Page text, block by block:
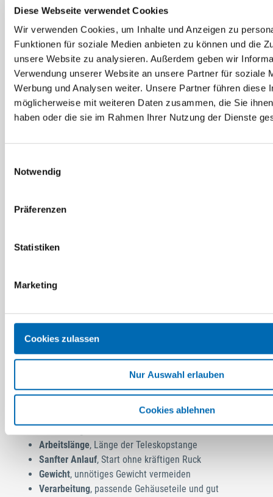
Diese Webseite verwendet Cookies
Wir verwenden Cookies, um Inhalte und Anzeigen zu
Funktionen für soziale Medien anbieten zu können und die
unsere Website zu analysieren. Außerdem geben wir
Verwendung unserer Website an unsere Partner für soziale
Werbung und Analysen weiter. Unsere Partner führen diese
möglicherweise mit weiteren Daten zusammen, die Sie
haben oder die sie im Rahmen Ihrer Nutzung der Dienste
Notwendig
Präferenzen
Statistiken
Marketing
Cookies zulassen
Nur Auswahl erlauben
Cookies ablehnen
Langhalsschleifer
Im Trockenbau werden Trockenbauschleifer zum Abschleifen
von Gipskarton-, Tapeten- und Spachtelmassenresten an
Wänden, Decken und Rigips verwendet. Ein Einsatz lohnt sich
professionellen Anstrich vorbereitet und deshalb geglättet
Schleifgeräte sind Langhalsschleifer oder Wand- und
Nicht jede Schleifmaschine ist für professionelle Einsätze
stabil gebaut. Sie verfügen über eine mehrfach gelagerte,
massive Antriebswelle. Bedienelemente sind auch mit dicken
Erweiterung des Geräte-Portfolios können Neuanschaffungen
im Bereich Langhalsschleifer außerdem nach folgenden
Kriterien bewertet werden.
, hier vor allem automatische
Leistungsanpassung,
Leerlaufdrehzahl (Umdrehungen), je mehr
Arbeitslänge, Länge der Teleskopstange
Sanfter Anlauf, Start ohne kräftigen Ruck
Gewicht, unnötiges Gewicht vermeiden
Verarbeitung, passende Gehäuseteile und gut